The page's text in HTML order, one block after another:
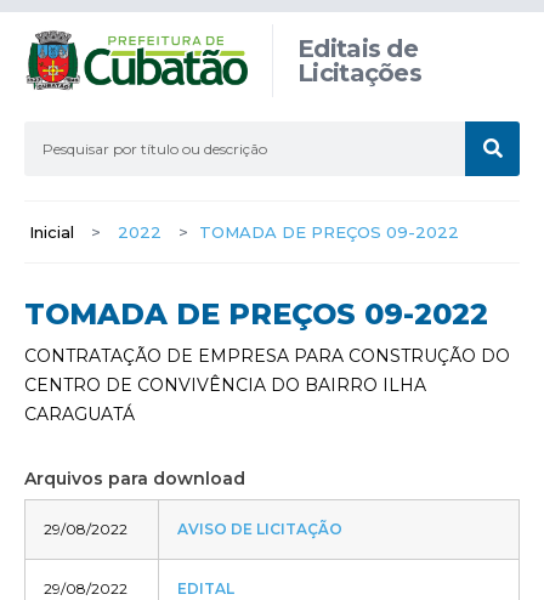
Editais de
Licitações
Inicial > 2022 > TOMADA DE PREÇOS 09-2022
TOMADA DE PREÇOS 09-2022
CONTRATAÇÃO DE EMPRESA PARA CONSTRUÇÃO DO
CENTRO DE CONVIVÊNCIA DO BAIRRO ILHA
CARAGUATÁ
Arquivos para download
29/08/2022 AVISO DE LICITAÇÃO
29/08/2022 EDITAL